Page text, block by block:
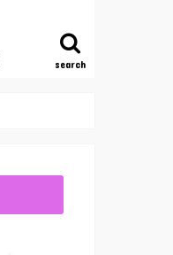
search